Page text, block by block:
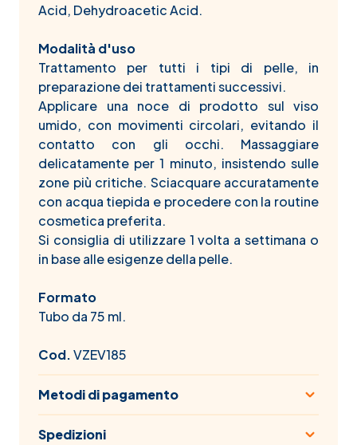
Acid, Dehydroacetic Acid.
Modalità d'uso
Trattamento per tutti i tipi di pelle, in
preparazione dei trattamenti successivi.
Applicare una noce di prodotto sul viso
umido, con movimenti circolari, evitando il
contatto con gli occhi. Massaggiare
delicatamente per 1 minuto, insistendo sulle
zone più critiche. Sciacquare accuratamente
con acqua tiepida e procedere con la routine
cosmetica preferita.
Si consiglia di utilizzare 1 volta a settimana o
in base alle esigenze della pelle.
Formato
Tubo da 75 ml.
Cod.VZEV185
Metodi di pagamento
Spedizioni